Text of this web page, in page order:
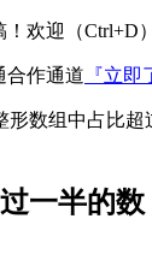
！欢迎（
合作通道 『立即
形数组中占比超
一半的数